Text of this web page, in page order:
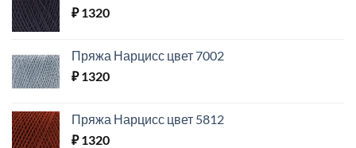
₽1320
Пряжа Нарцисс цвет 7002
₽1320
Пряжа Нарцисс цвет 5812
₽1320